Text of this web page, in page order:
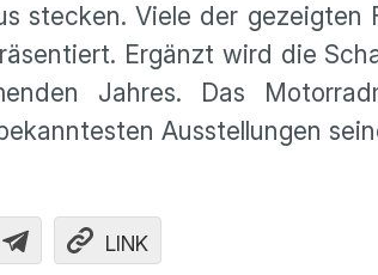
stecken. Viele der
Ergänzt wird die
Jahres. Das
Ausstellungen
LINK